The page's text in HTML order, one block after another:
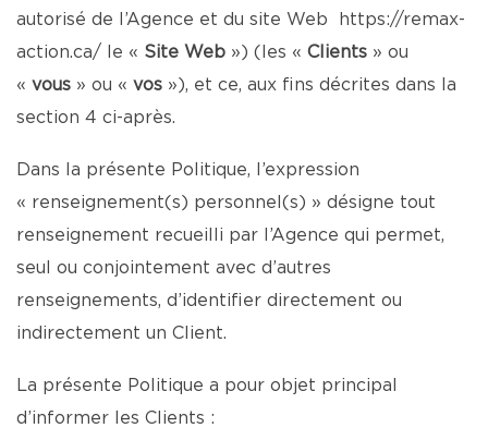
autorisé de l’Agence et du site Web
https://remax-
action.ca/ le « Site Web ») (les « Clients » ou
« vous » ou « vos »), et ce, aux fins décrites dans la
section 4 ci-après.
Dans la présente Politique, l’expression
« renseignement(s) personnel(s) » désigne tout
renseignement recueilli par l’Agence qui permet,
seul ou conjointement avec d’autres
renseignements, d’identifier directement ou
indirectement un Client.
La présente Politique a pour objet principal
d’informer les Clients :